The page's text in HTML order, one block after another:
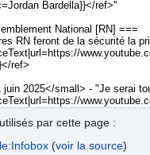
par cette page :
(voir la source)